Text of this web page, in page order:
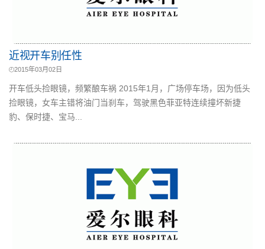
近视开车别任性
2015年03月02日
开车低头捡眼镜，频繁酿车祸 2015年1月，广场停车场，因为低头
捡眼镜，女车主错将油门当刹车，驾驶黑色菲亚特连续撞坏新捷
豹、保时捷、宝马...